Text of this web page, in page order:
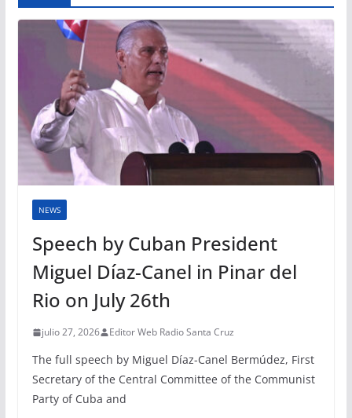
NEWS
Speech by Cuban President
Miguel Díaz-Canel in Pinar del
Rio on July 26th
julio 27, 2026 Editor Web Radio Santa Cruz
The full speech by Miguel Díaz-Canel Bermúdez, First
Secretary of the Central Committee of the Communist
Party of Cuba and